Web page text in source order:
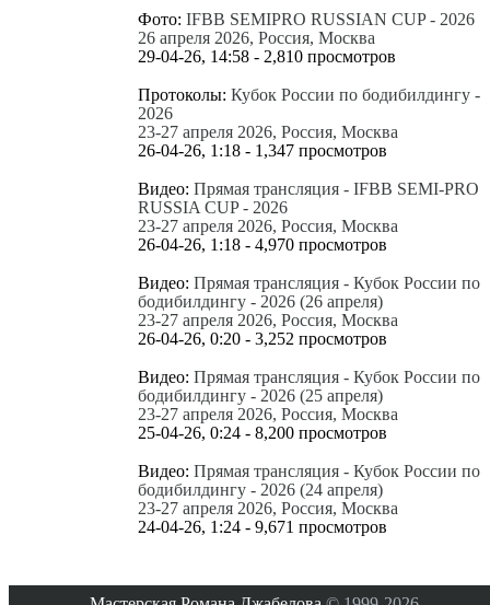
Фото: IFBB SEMIPRO RUSSIAN CUP - 2026
26 апреля 2026, Россия, Москва
29-04-26, 14:58 - 2,810 просмотров
Протоколы: Кубок России по бодибилдингу -
2026
23-27 апреля 2026, Россия, Москва
26-04-26, 1:18 - 1,347 просмотров
Видео: Прямая трансляция - IFBB SEMI-PRO
RUSSIA CUP - 2026
23-27 апреля 2026, Россия, Москва
26-04-26, 1:18 - 4,970 просмотров
Видео: Прямая трансляция - Кубок России по
бодибилдингу - 2026 (26 апреля)
23-27 апреля 2026, Россия, Москва
26-04-26, 0:20 - 3,252 просмотров
Видео: Прямая трансляция - Кубок России по
бодибилдингу - 2026 (25 апреля)
23-27 апреля 2026, Россия, Москва
25-04-26, 0:24 - 8,200 просмотров
Видео: Прямая трансляция - Кубок России по
бодибилдингу - 2026 (24 апреля)
23-27 апреля 2026, Россия, Москва
24-04-26, 1:24 - 9,671 просмотров